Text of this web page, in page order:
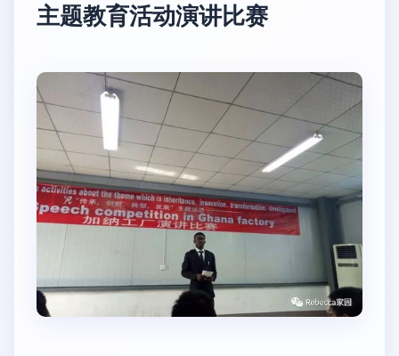
主题教育活动演讲比赛